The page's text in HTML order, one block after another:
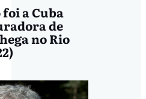
a Cuba
de
no Rio